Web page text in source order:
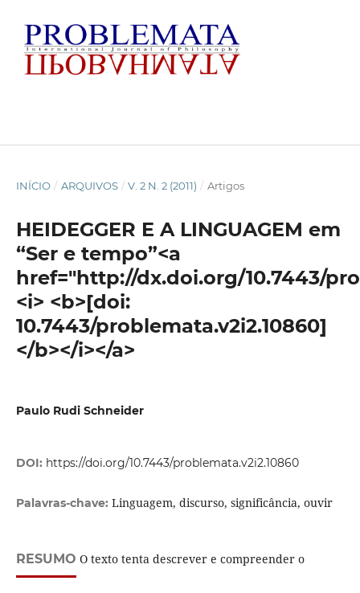
INÍCIO / ARQUIVOS / V. 2 N. 2 (2011) / Artigos
HEIDEGGER E A LINGUAGEM em
“Ser e tempo”<a
href="http://dx.doi.org/10.7443/
<i> <b>[doi:
10.7443/problemata.v2i2.10860]
</b></i></a>
Paulo Rudi Schneider
DOI: https://doi.org/10.7443/problemata.v2i2.10860
Palavras-chave: Linguagem, discurso, significância, ouvir
RESUMO O texto tenta descrever e compreender o